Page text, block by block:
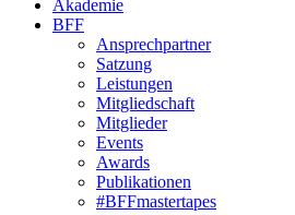
Akademie
BFF
Ansprechpartner
Satzung
Leistungen
Mitgliedschaft
Mitglieder
Events
Awards
Publikationen
#BFFmastertapes